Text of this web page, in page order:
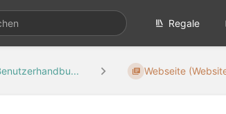
Regale
Webseite